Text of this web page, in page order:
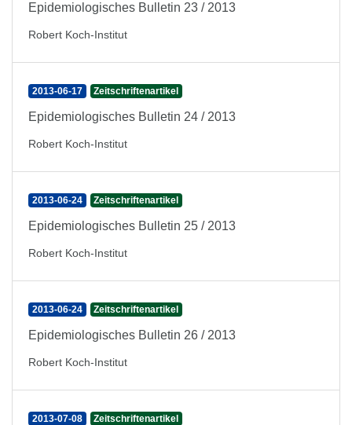
Epidemiologisches Bulletin 23 / 2013
Robert Koch-Institut
2013-06-17 Zeitschriftenartikel
Epidemiologisches Bulletin 24 / 2013
Robert Koch-Institut
2013-06-24 Zeitschriftenartikel
Epidemiologisches Bulletin 25 / 2013
Robert Koch-Institut
2013-06-24 Zeitschriftenartikel
Epidemiologisches Bulletin 26 / 2013
Robert Koch-Institut
2013-07-08 Zeitschriftenartikel